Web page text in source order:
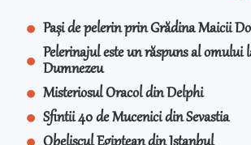
Pași de pelerin prin Grădina Maicii
Pelerinajul este un răspuns al omului
Dumnezeu
Misteriosul Oracol din Delphi
Sfintii 40 de Mucenici din Sevastia